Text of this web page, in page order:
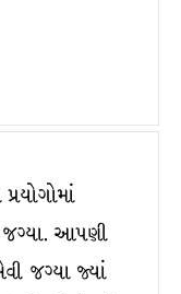
જગ્યા. આપણી
જગ્યા જ્યાં